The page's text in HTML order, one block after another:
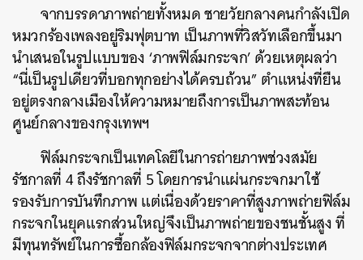
จากบรรดาภาพถ่ายทั้งหมด ชายวัยกลางคนกำลังเปิด
หมวกร้องเพลงอยู่ริมฟุตบาท เป็นภาพที่วิสวัทเลือกขึ้นมา
นำเสนอในรูปแบบของ ‘ภาพฟิล์มกระจก’ ด้วยเหตุผลว่า
“นี่เป็นรูปเดียวที่บอกทุกอย่างได้ครบถ้วน” ตำแหน่งที่ยืน
อยู่ตรงกลางเมืองให้ความหมายถึงการเป็นภาพสะท้อน
ศูนย์กลางของกรุงเทพฯ
ฟิล์มกระจกเป็นเทคโลยีในการถ่ายภาพช่วงสมัย
รัชกาลที่ 4 ถึงรัชกาลที่ 5 โดยการนำแผ่นกระจกมาใช้
รองรับการบันทึกภาพ แต่เนื่องด้วยราคาที่สูงภาพถ่ายฟิล์ม
กระจกในยุคแรกส่วนใหญ่จึงเป็นภาพถ่ายของชนชั้นสูง ที่
มีทุนทรัพย์ในการซื้อกล้องฟิล์มกระจกจากต่างประเทศ